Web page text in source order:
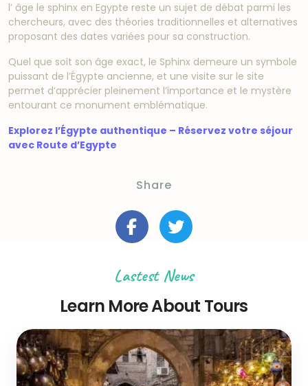
l’ âge le sphinx en Egypte reste un sujet de débat parmi les
chercheurs, avec des théories traditionnelles et alternatives
proposant des dates variées pour sa construction.
Quel que soit son âge exact, le Sphinx demeure un symbole
puissant de l’Égypte ancienne, et une visite sur le site
permet d’apprécier pleinement l’importance et le mystère
entourant ce monument emblématique.
Explorez l’Égypte authentique – Réservez votre séjour
avec Route d’Egypte
Share
Lastest News
Learn More About Tours